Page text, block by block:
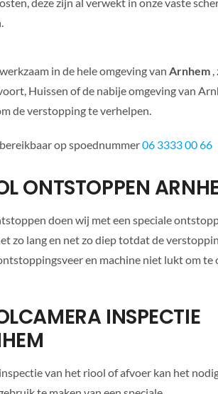
in de hele omgeving van Arnhem
Huissen of de nabije omgeving van
de verstopping te verhelpen.
op spoednummer06 3333 00 66
ONTSTOPPEN
doen wij met een speciale
zo lang en net zo diep totdat de
en machine niet lukt om
INSPECTIE
van het riool of afvoer kan het